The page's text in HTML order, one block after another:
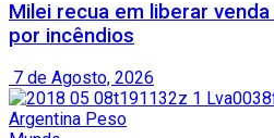
Milei recua em liberar
por incêndios
7 de Agosto, 2026